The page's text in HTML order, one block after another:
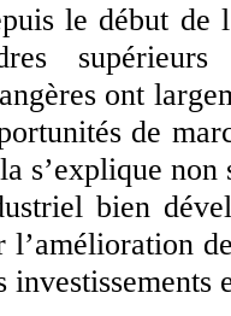
le début de
ont
de
s’explique
bien
l’amélioration
investissements